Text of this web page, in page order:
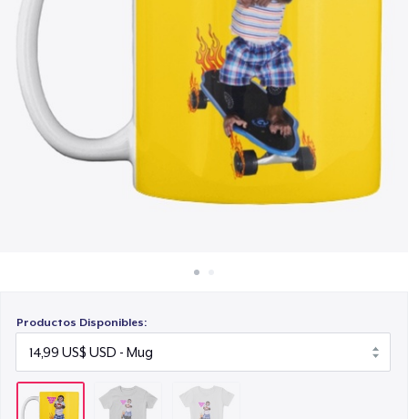
Venda en todas partes
Venda lo que sea
Productos Disponibles: